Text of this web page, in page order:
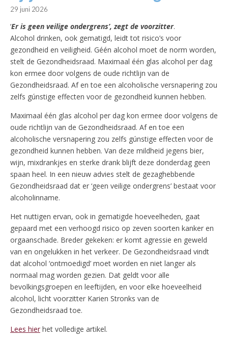
29 juni 2026
‘Er is geen veilige ondergrens’, zegt de voorzitter.
Alcohol drinken, ook gematigd, leidt tot risico’s voor
gezondheid en veiligheid. Géén alcohol moet de norm worden,
stelt de Gezondheidsraad. Maximaal één glas alcohol per dag
kon ermee door volgens de oude richtlijn van de
Gezondheidsraad. Af en toe een alcoholische versnapering zou
zelfs gúnstige effecten voor de gezondheid kunnen hebben.
Maximaal één glas alcohol per dag kon ermee door volgens de
oude richtlijn van de Gezondheidsraad. Af en toe een
alcoholische versnapering zou zelfs gúnstige effecten voor de
gezondheid kunnen hebben. Van deze mildheid jegens bier,
wijn, mixdrankjes en sterke drank blijft deze donderdag geen
spaan heel. In een nieuw advies stelt de gezaghebbende
Gezondheidsraad dat er ‘geen veilige ondergrens’ bestaat voor
alcoholinname.
Het nuttigen ervan, ook in gematigde hoeveelheden, gaat
gepaard met een verhoogd risico op zeven soorten kanker en
orgaanschade. Breder gekeken: er komt agressie en geweld
van en ongelukken in het verkeer. De Gezondheidsraad vindt
dat alcohol ‘ontmoedigd’ moet worden en niet langer als
normaal mag worden gezien. Dat geldt voor alle
bevolkingsgroepen en leeftijden, en voor elke hoeveelheid
alcohol, licht voorzitter Karien Stronks van de
Gezondheidsraad toe.
Lees hier het volledige artikel.